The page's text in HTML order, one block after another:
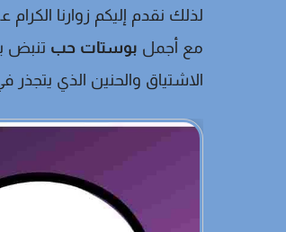
لذلك نقدم إليكم زوارنا
مع أجمل بوستات حب تنبض
الاشتياق والحنين الذي يتجذر